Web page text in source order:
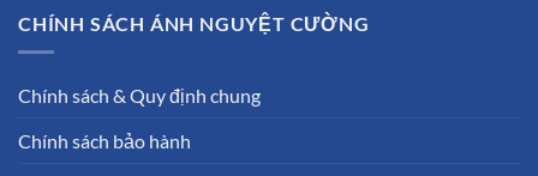
CHÍNH SÁCH ÁNH NGUYỆT CƯỜNG
Chính sách & Quy định chung
Chính sách bảo hành